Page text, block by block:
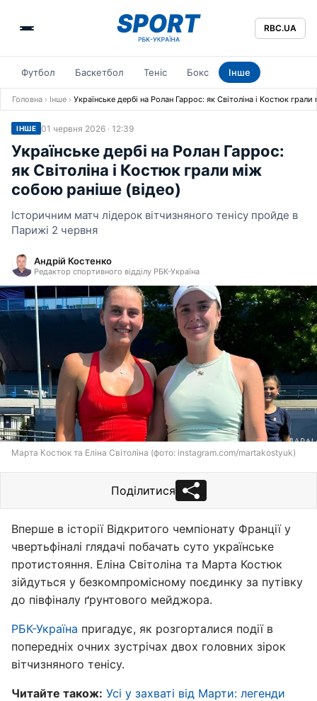
RBC.UA
Футбол Баскетбол Теніс Бокс Інше
Головна › Інше › Українське дербі на Ролан Гаррос: як Світоліна і Костюк
ІНШЕ 01 червня 2026 · 12:39
Українське дербі на Ролан Гаррос:
як Світоліна і Костюк грали між
собою раніше (відео)
Історичним матч лідерок вітчизняного тенісу пройде в
Парижі 2 червня
Андрій Костенко
Редактор спортивного відділу РБК-Україна
Марта Костюк та Еліна Світоліна (фото: instagram.com/martakostyuk)
Поділитися
Вперше в історії Відкритого чемпіонату Франції у
чвертьфіналі глядачі побачать суто українське
протистояння. Еліна Світоліна та Марта Костюк
зійдуться у безкомпромісному поєдинку за путівку
до півфіналу ґрунтового мейджора.
РБК-Україна пригадує, як розгорталися події в
попередніх очних зустрічах двох головних зірок
вітчизняного тенісу.
Читайте також: Усі у захваті від Марти: легенди